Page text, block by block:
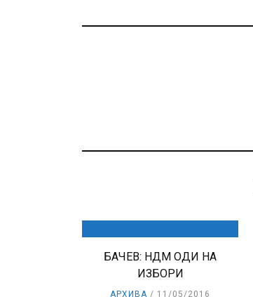
БАЧЕВ: НДМ ОДИ НА
ИЗБОРИ
АРХИВА 11/05/2016